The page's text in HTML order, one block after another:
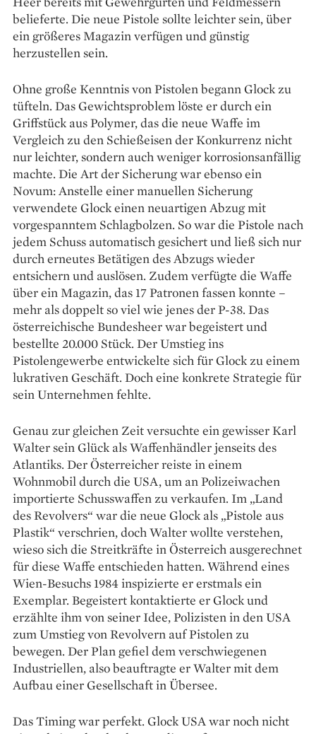
belieferte. Die neue Pistole sollte leichter sein, über
ein größeres Magazin verfügen und günstig
herzustellen sein.
Ohne große Kenntnis von Pistolen begann Glock zu
tüfteln. Das Gewichts­problem löste er durch ein
Griffstück aus Polymer, das die neue Waffe im
Vergleich zu den Schießeisen der Konkurrenz nicht
nur leichter, sondern auch weniger korrosionsanfällig
machte. Die Art der Sicherung war ebenso ein
Novum: Anstelle einer manuellen Sicherung
verwendete Glock einen neuartigen Abzug mit
vorgespanntem Schlagbolzen. So war die Pistole nach
jedem Schuss automatisch gesichert und ließ sich nur
durch erneutes Betätigen des Abzugs wieder
entsichern und auslösen. Zudem verfügte die Waffe
über ein Magazin, das 17 Patronen fassen konnte –
mehr als doppelt so viel wie jenes der P-38. Das
österreichische Bundesheer war begeistert und
bestellte 20.000 Stück. Der Umstieg ins
Pistolengewerbe entwickelte sich für Glock zu einem
lukrativen Geschäft. Doch eine konkrete Strategie für
sein Unternehmen fehlte.
Genau zur gleichen Zeit versuchte ein gewisser Karl
Walter sein Glück als Waffenhändler jenseits des
Atlantiks. Der Österreicher reiste in einem
Wohnmobil durch die USA, um an Polizeiwachen
importierte Schusswaffen zu verkaufen. Im „Land
des Revolvers“ war die neue Glock als „Pistole aus
Plastik“ verschrien, doch Walter wollte verstehen,
wieso sich die Streitkräfte in Österreich ausgerechnet
für diese Waffe entschieden hatten. Während eines
Wien-Besuchs 1984 inspizierte er erstmals ein
Exemplar. Begeistert kontaktierte er Glock und
erzählte ihm von seiner Idee, Polizisten in den USA
zum Umstieg von Revolvern auf Pistolen zu
bewegen. Der Plan gefiel dem verschwiegenen
Industriellen, also beauftragte er Walter mit dem
Aufbau einer Gesellschaft in Übersee.
Das Timing war perfekt. Glock USA war noch nicht